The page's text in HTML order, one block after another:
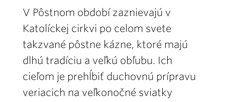
V Pôstnom období zaznievajú v
Katolíckej cirkvi po celom svete
takzvané pôstne kázne, ktoré majú
dlhú tradíciu a veľkú obľubu. Ich
cieľom je prehĺbiť duchovnú prípravu
veriacich na veľkonočné sviatky